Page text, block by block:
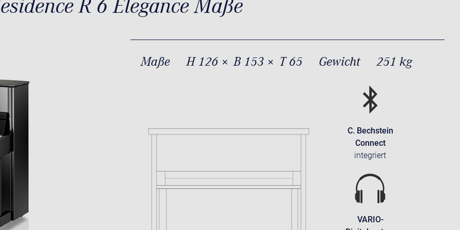
R 6 Elegance Maße
Maße H 126 × B 153 × T 65 Gewicht 251 kg
C. Bechstein
Connect
integriert
VARIO-